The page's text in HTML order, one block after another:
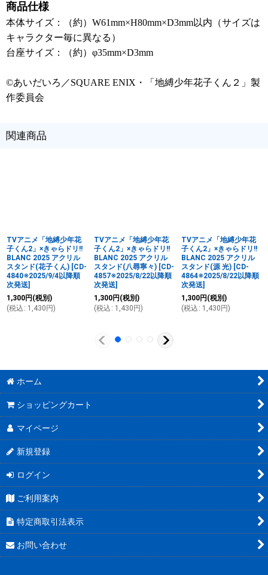
商品仕様
本体サイズ：（約）W61mm×H80mm×D3mm以内（サイズは
キャラクター毎に異なる）
台座サイズ：（約）φ35mm×D3mm
©あいだいろ／SQUARE ENIX・「地縛少年花子くん２」製
作委員会
関連商品
TVアニメ「地縛少年花
子くん2」×きゃらドリ!!
BLANC 2025 アクリル
スタンド(花子くん) [CD-
4840※2025/9/4以降順
次発送]
1,300円 (税別)
(税込 : 1,430 円)
TVアニメ「地縛少年花
子くん2」×きゃらドリ!!
BLANC 2025 アクリル
スタンド(八尋寧々) [CD-
4857※2025/8/22以降順
次発送]
1,300円 (税別)
(税込 : 1,430 円)
TVアニメ「地縛少年花
子くん2」×きゃらドリ!!
BLANC 2025 アクリル
スタンド(源 光) [CD-
4864※2025/8/22以降順
次発送]
1,300円 (税別)
(税込 : 1,430 円)
ホーム
ショッピングカート
マイページ
新規登録
ログイン
ご利用案内
特定商取引法表示
お問い合わせ